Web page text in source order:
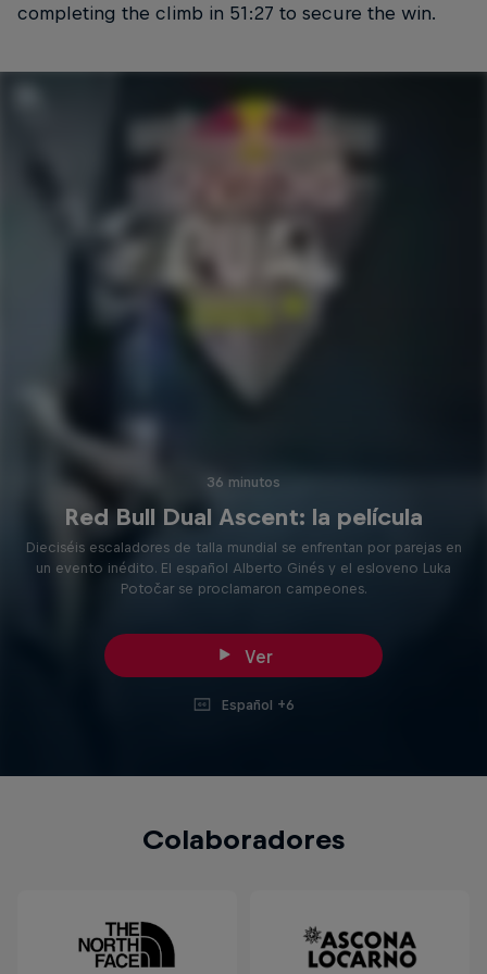
completing the climb in 51:27 to secure the win.
36 minutos
Red Bull Dual Ascent: la película
Dieciséis escaladores de talla mundial se enfrentan por parejas en
un evento inédito. El español Alberto Ginés y el esloveno Luka
Potočar se proclamaron campeones.
Ver
Español +6
Colaboradores